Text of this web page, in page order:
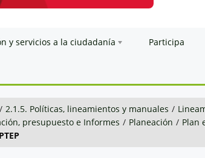
y servicios a la ciudadanía Participa
/ 2.1.5. Políticas, lineamientos y manuales /
presupuesto e Informes / Planeación / Plan